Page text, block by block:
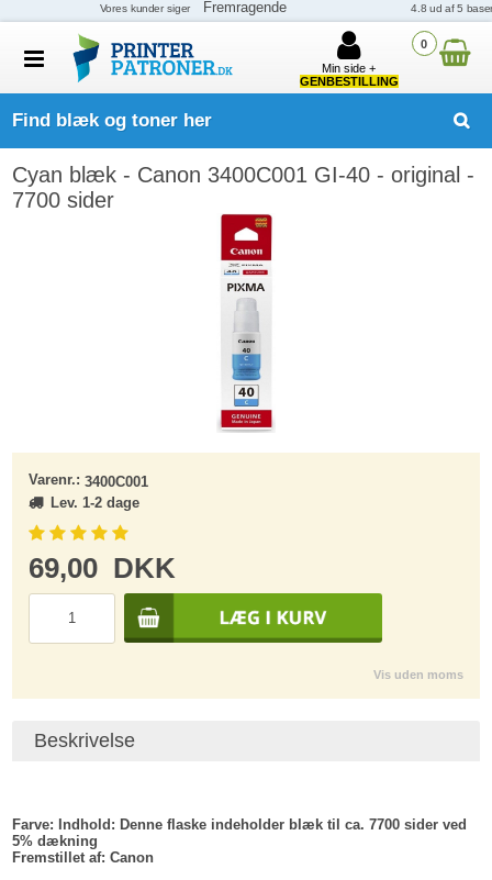
0
Min side +
GENBESTILLING
Find blæk og toner her
Cyan blæk - Canon 3400C001 GI-40 - original -
7700 sider
Varenr.:3400C001
Lev. 1-2 dage
69,00 DKK
Vis uden moms
Beskrivelse
Farve: Indhold: Denne flaske indeholder blæk til ca. 7700 sider ved
5% dækning
Fremstillet af: Canon